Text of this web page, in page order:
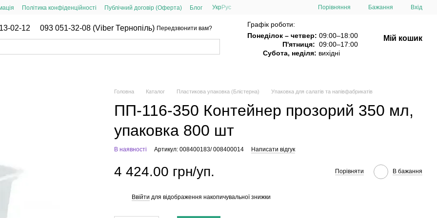
Політика конфіденційності Публічний договір (Оферта) Блог УкрРус Порівняння Бажання Вхід
02-12 093 051-32-08 (Viber Тернопіль) Передзвонити вам?
Графік роботи:
Понеділок – четвер: 09:00–18:00
П'ятниця: 09:00–17:00
Субота, неділя: вихідні
Мій кошик
Головна Каталог Пластикова упаковка (Блістерна) Упаковка для салатів та напівфабрикатів
ПП-116-350 Контейнер прозорий 350 мл,
упаковка 800 шт
В наявності Артикул: 008400183/ 008400014 Написати відгук
4 424.00 грн/уп. Порівняти В бажання
Ввійти для відображення накопичувальної знижки